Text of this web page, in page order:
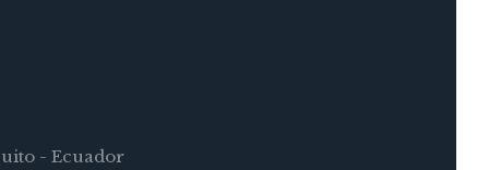
- Ecuador